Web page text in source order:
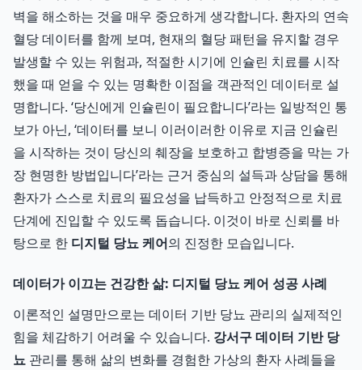
벽을 해소하는 것을 매우 중요하게 생각합니다. 환자의 연속
혈당 데이터를 함께 보며, 현재의 혈당 패턴을 유지할 경우
발생할 수 있는 위험과, 적절한 시기에 인슐린 치료를 시작
했을 때 얻을 수 있는 명확한 이점을 객관적인 데이터로 설
명합니다. ‘당신에게 인슐린이 필요합니다’라는 일방적인 통
보가 아닌, ‘데이터를 보니 이러이러한 이유로 지금 인슐린
을 시작하는 것이 당신의 췌장을 보호하고 합병증을 막는 가
장 현명한 방법입니다’라는 근거 중심의 설득과 상담을 통해
환자가 스스로 치료의 필요성을 납득하고 안정적으로 치료
단계에 진입할 수 있도록 돕습니다. 이것이 바로 신뢰를 바
탕으로 한 디지털 당뇨 케어의 진정한 모습입니다.
데이터가 이끄는 건강한 삶: 디지털 당뇨 케어 성공 사례
이론적인 설명만으로는 데이터 기반 당뇨 관리의 실제적인
힘을 체감하기 어려울 수 있습니다. 강서구 데이터 기반 당
뇨 관리를 통해 삶의 변화를 경험한 가상의 환자 사례들을